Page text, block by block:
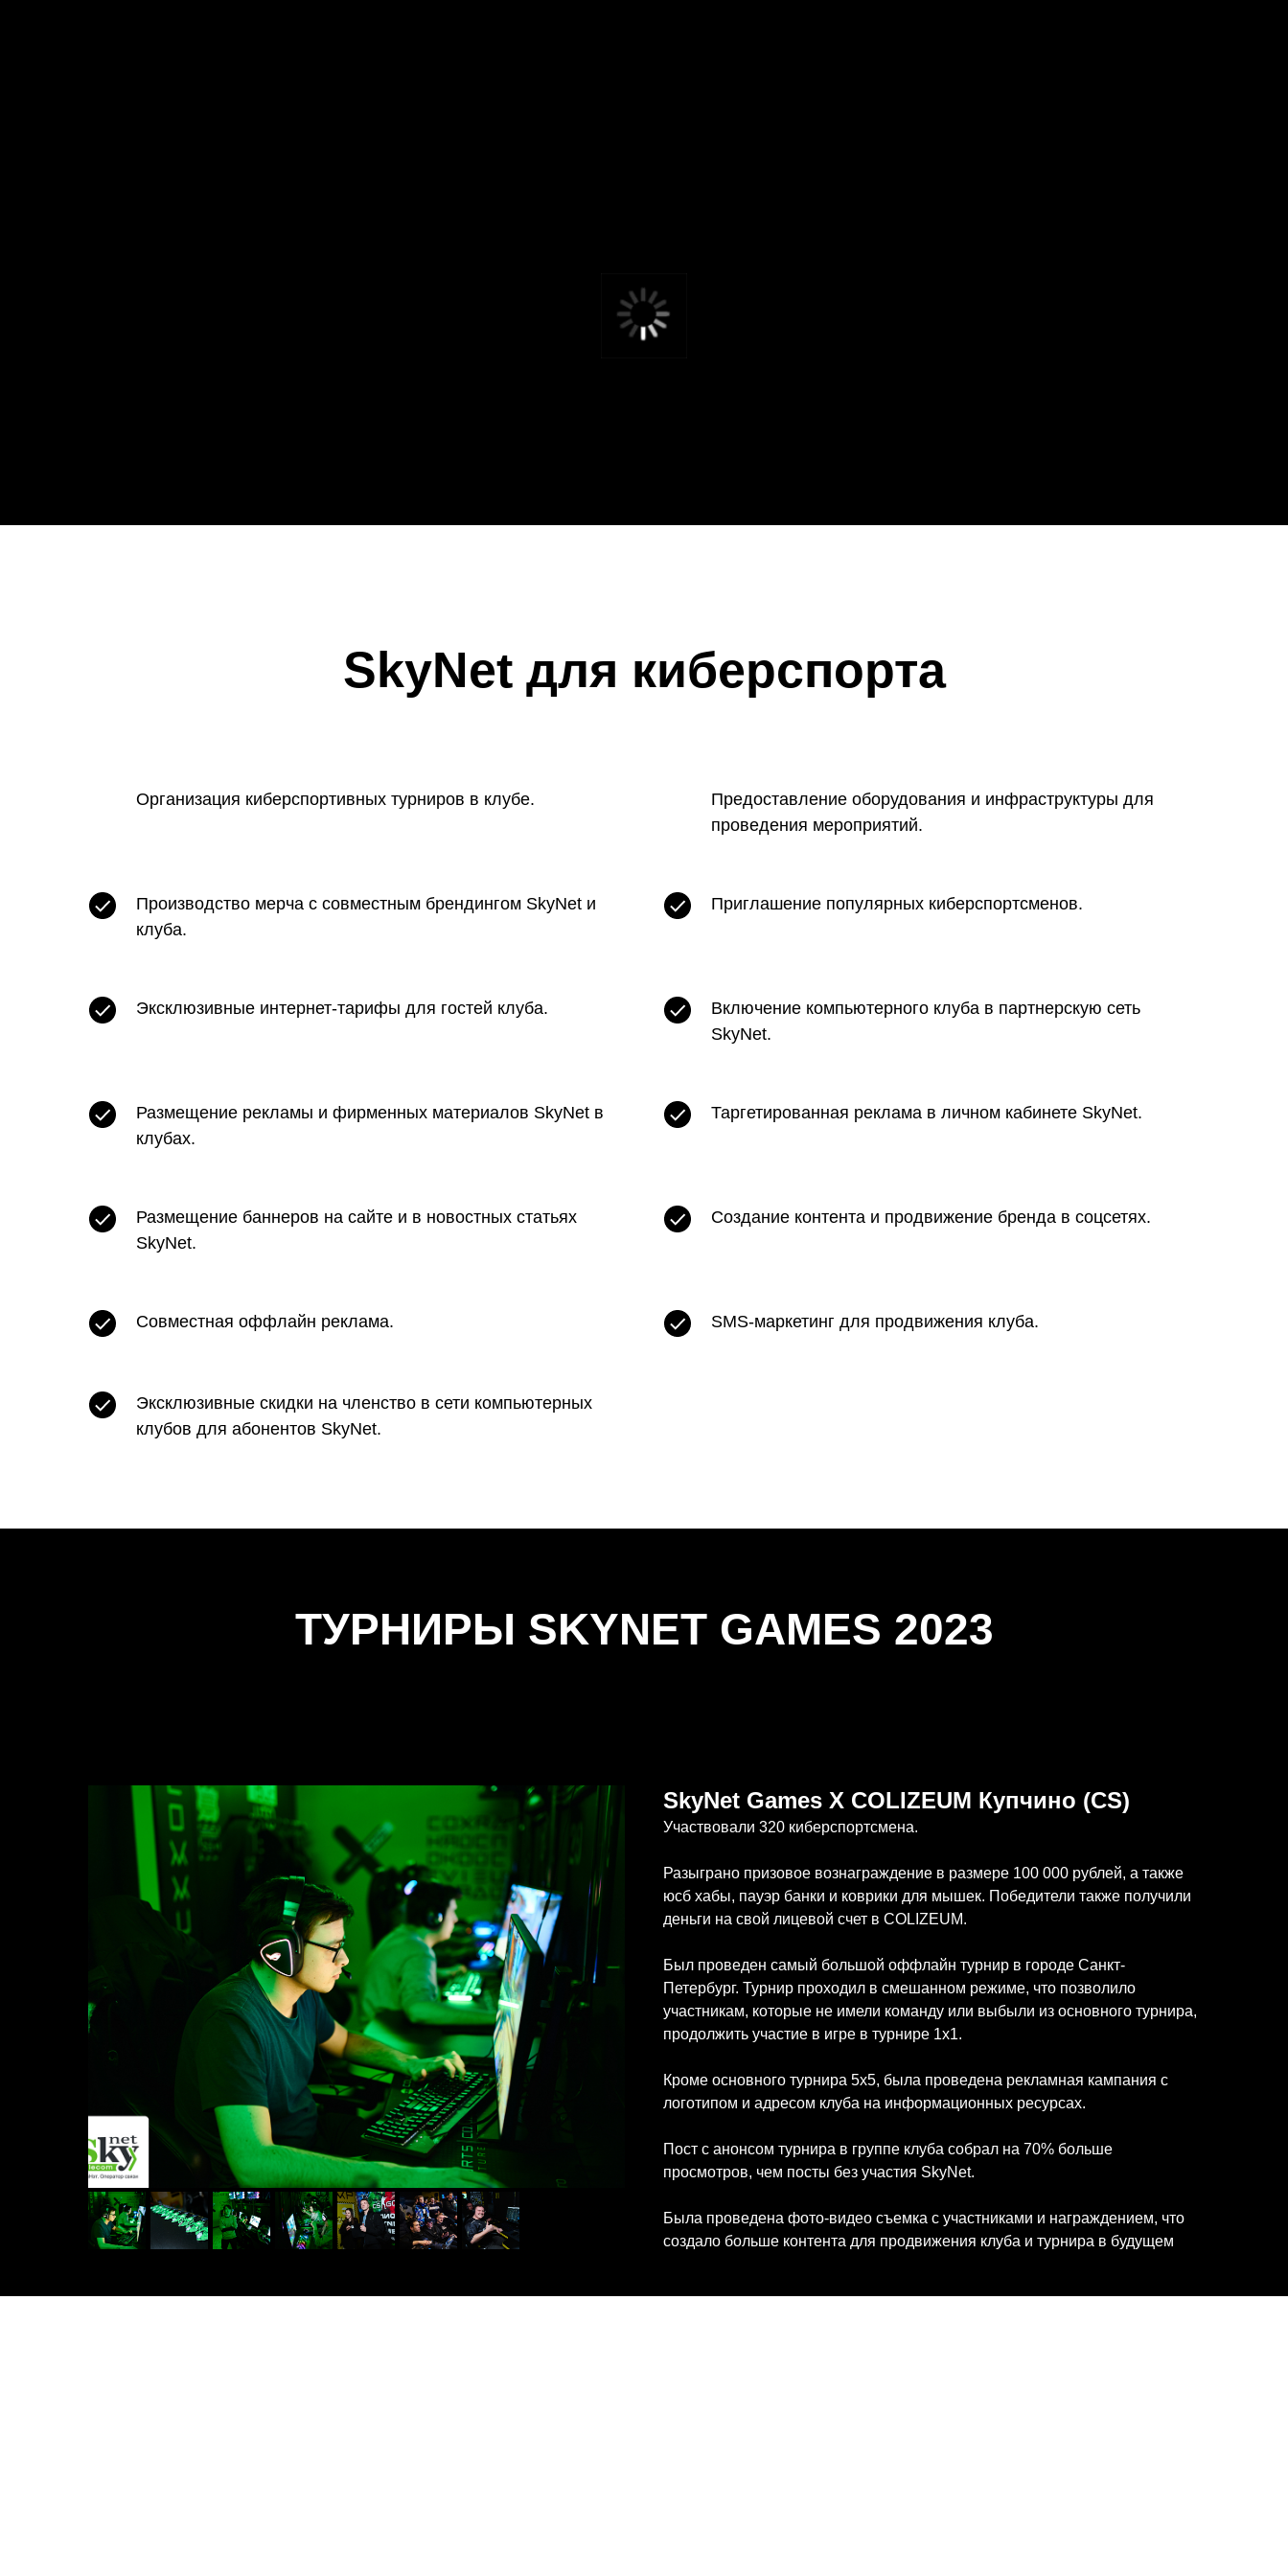
SkyNet для киберспорта
Организация киберспортивных турниров в клубе.
Предоставление оборудования и инфраструктуры для
проведения мероприятий.
Производство мерча с совместным брендингом SkyNet и
клуба.
Приглашение популярных киберспортсменов.
Эксклюзивные интернет-тарифы для гостей клуба.
Включение компьютерного клуба в партнерскую сеть
SkyNet.
Размещение рекламы и фирменных материалов SkyNet в
клубах.
Таргетированная реклама в личном кабинете SkyNet.
Размещение баннеров на сайте и в новостных статьях
SkyNet.
Создание контента и продвижение бренда в соцсетях.
Совместная оффлайн реклама. SMS-маркетинг для продвижения клуба.
Эксклюзивные скидки на членство в сети компьютерных
клубов для абонентов SkyNet.
ТУРНИРЫ SKYNET GAMES 2023
SkyNet Games X COLIZEUM Купчино (CS)
Участвовали 320 киберспортсмена.
Разыграно призовое вознаграждение в размере 100 000 рублей, а также
юсб хабы, пауэр банки и коврики для мышек. Победители также получили
деньги на свой лицевой счет в COLIZEUM.
Был проведен самый большой оффлайн турнир в городе Санкт-
Петербург. Турнир проходил в смешанном режиме, что позволило
участникам, которые не имели команду или выбыли из основного турнира,
продолжить участие в игре в турнире 1х1.
Кроме основного турнира 5х5, была проведена рекламная кампания с
логотипом и адресом клуба на информационных ресурсах.
Пост с анонсом турнира в группе клуба собрал на 70% больше
просмотров, чем посты без участия SkyNet.
Была проведена фото-видео съемка с участниками и награждением, что
создало больше контента для продвижения клуба и турнира в будущем